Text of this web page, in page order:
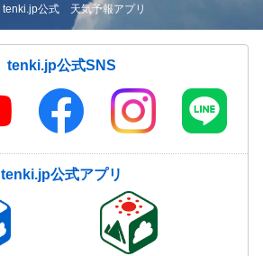
tenki.jp公式 天気予報アプリ
tenki.jp公式SNS
tenki.jp公式アプリ